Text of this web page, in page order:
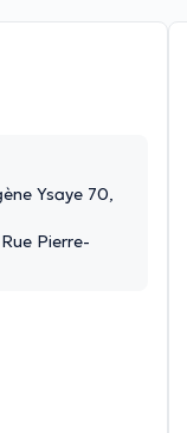
Ysaye 70,
Pierre-